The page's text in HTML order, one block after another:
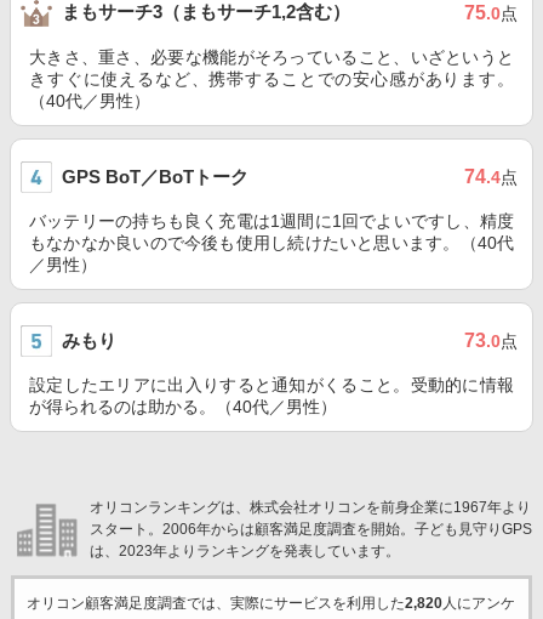
まもサーチ3（まもサーチ1,2含む） 75.0点
大きさ、重さ、必要な機能がそろっていること、いざというと
きすぐに使えるなど、携帯することでの安心感があります。
（40代／男性）
GPS BoT／BoTトーク 74.4点
バッテリーの持ちも良く充電は1週間に1回でよいですし、精度
もなかなか良いので今後も使用し続けたいと思います。（40代
／男性）
みもり 73.0点
設定したエリアに出入りすると通知がくること。受動的に情報
が得られるのは助かる。（40代／男性）
オリコンランキングは、株式会社オリコンを前身企業に1967年より
スタート。2006年からは顧客満足度調査を開始。子ども見守りGPS
は、2023年よりランキングを発表しています。
オリコン顧客満足度調査では、実際にサービスを利用した2,820人にアンケ